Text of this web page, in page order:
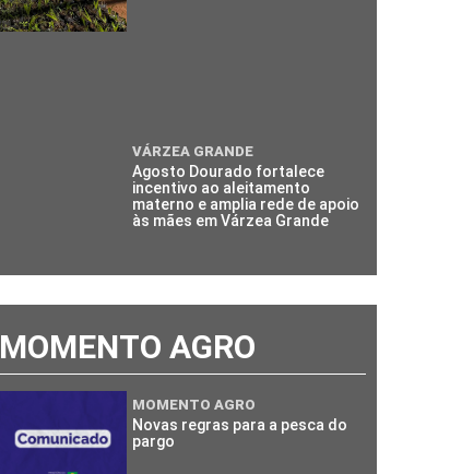
VÁRZEA GRANDE
Agosto Dourado fortalece
incentivo ao aleitamento
materno e amplia rede de apoio
às mães em Várzea Grande
MOMENTO AGRO
MOMENTO AGRO
Novas regras para a pesca do
pargo